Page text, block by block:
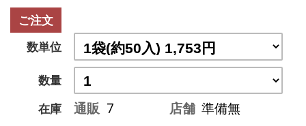
ご注文
数単位
数量
在庫
通販 7 店舗 準備無